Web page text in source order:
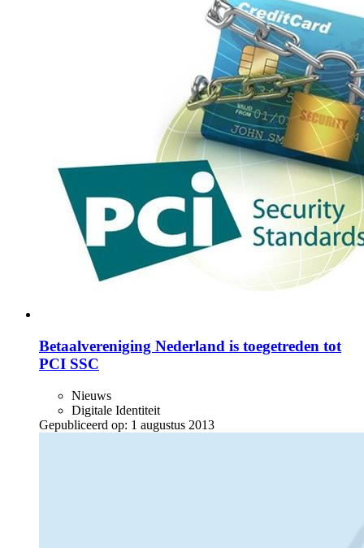
Betaalvereniging Nederland is toegetreden tot
PCI SSC
Nieuws
Digitale Identiteit
Gepubliceerd op: 1 augustus 2013